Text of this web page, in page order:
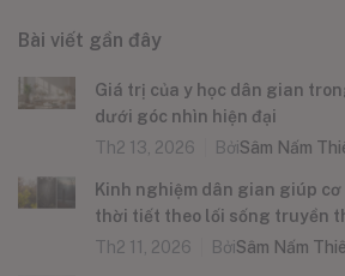
Bài viết gần đây
Giá trị của y học dân gian
dưới góc nhìn hiện đại
Th2 13, 2026
BởiSâm Nấm
Kinh nghiệm dân gian giúp
thời tiết theo lối sống truyền
Th2 11, 2026
BởiSâm Nấm